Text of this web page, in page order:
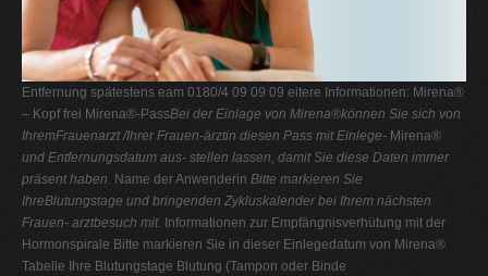
Entfernung spätestens eam 0180/4 09 09 09 eitere Informationen: Mirena®
– Kopf frei Mirena®-PassBei der Einlage von Mirena®können Sie sich von
IhremFrauenarzt /Ihrer Frauen-ärztin diesen Pass mit Einlege- Mirena®
und Entfernungsdatum aus- stellen lassen, damit Sie diese Daten immer
präsent haben. Name der Anwenderin Bitte markieren Sie
IhreBlutungstage und bringenden Zykluskalender bei Ihrem nächsten
Frauen- arztbesuch mit. Informationen zur Empfängnisverhütung mit der
Hormonspirale Bitte markieren Sie in dieser Einlegedatum von Mirena®
Tabelle Ihre Blutungstage Blutung (Tampon oder Binde